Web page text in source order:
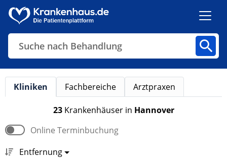
Suche nach Behandlung
Kliniken Fachbereiche Arztpraxen
23 Krankenhäuser in Hannover
Online Terminbuchung
Entfernung